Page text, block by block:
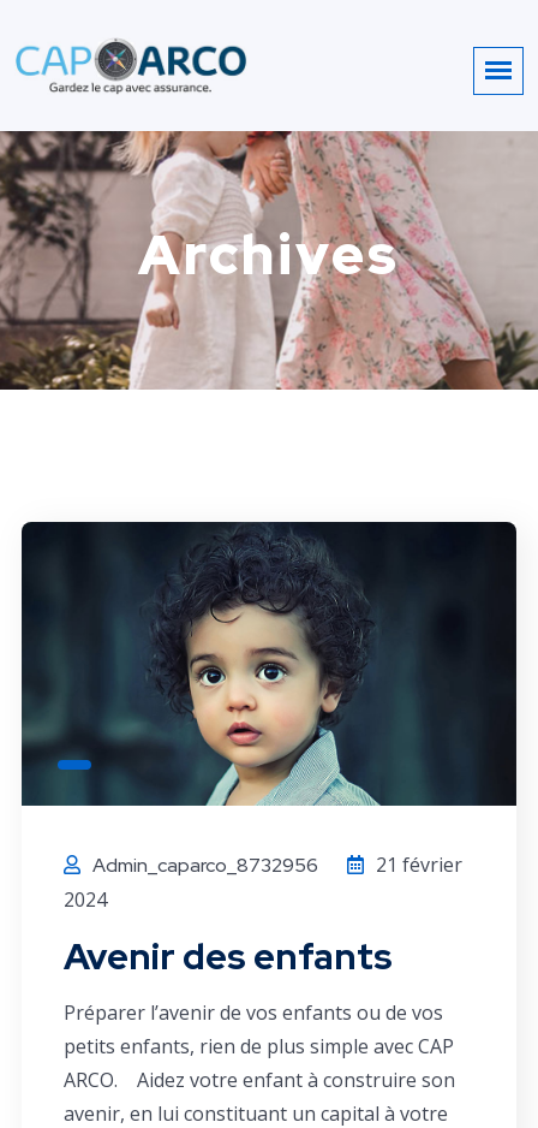
Archives
Admin_caparco_8732956
21 février
2024
Avenir des enfants
Préparer l’avenir de vos enfants ou de vos
petits enfants, rien de plus simple avec CAP
ARCO. Aidez votre enfant à construire son
avenir, en lui constituant un capital à votre